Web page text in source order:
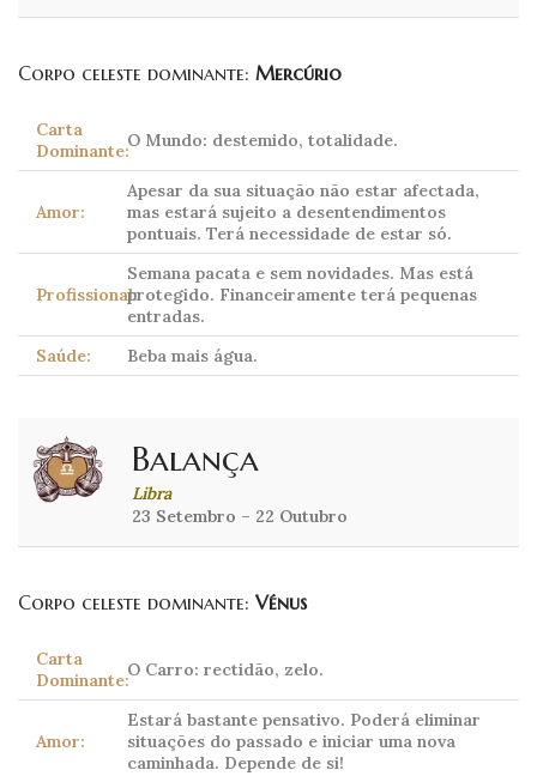
Corpo celeste dominante: Mercúrio
Carta
Dominante:O Mundo: destemido, totalidade.
Amor:
Apesar da sua situação não estar afectada,
mas estará sujeito a desentendimentos
pontuais. Terá necessidade de estar só.
Profissional:
Semana pacata e sem novidades. Mas está
protegido. Financeiramente terá pequenas
entradas.
Saúde:
Beba mais água.
Balança
Libra
23 Setembro – 22 Outubro
Corpo celeste dominante: Vénus
Carta
Dominante:O Carro: rectidão, zelo.
Amor:
Estará bastante pensativo. Poderá eliminar
situações do passado e iniciar uma nova
caminhada. Depende de si!